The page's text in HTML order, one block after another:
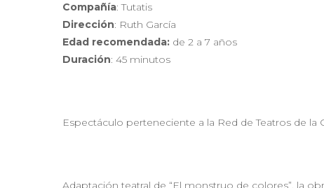
Compañía: Tutatis
Dirección: Ruth García
Edad recomendada: de 2 a 7 años
Duración: 45 minutos
Espectáculo perteneciente a la Red de Teatros de la
Adaptación teatral de “El monstruo de colores”, la